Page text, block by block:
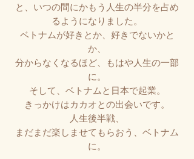
と、いつの間にかもう人生の半分を占め
るようになりました。
ベトナムが好きとか、好きでないかと
か、
分からなくなるほど、
もはや人生の一部
に。
そして、ベトナムと日本で起業。
きっかけはカカオとの出会いです。
​人生後半戦、
まだまだ楽しませてもらおう、ベトナム
に。